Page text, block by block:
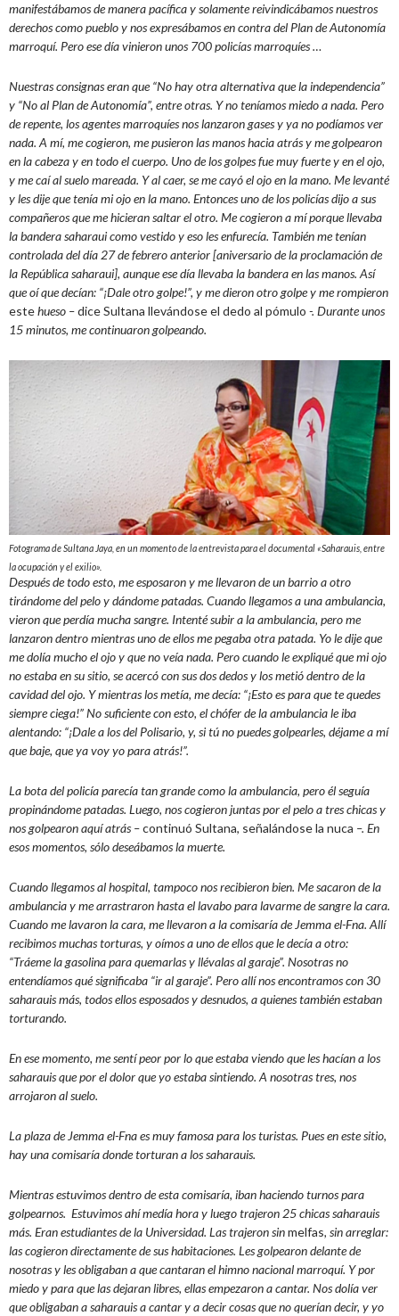
manifestábamos de manera pacífica y solamente reivindicábamos nuestros
derechos como pueblo y nos expresábamos en contra del Plan de Autonomía
marroquí. Pero ese día vinieron unos 700 policías marroquíes …
Nuestras consignas eran que “No hay otra alternativa que la independencia”
y “No al Plan de Autonomía”, entre otras. Y no teníamos miedo a nada. Pero
de repente, los agentes marroquíes nos lanzaron gases y ya no podíamos ver
nada. A mí, me cogieron, me pusieron las manos hacia atrás y me golpearon
en la cabeza y en todo el cuerpo. Uno de los golpes fue muy fuerte y en el ojo,
y me caí al suelo mareada. Y al caer, se me cayó el ojo en la mano. Me levanté
y les dije que tenía mi ojo en la mano. Entonces uno de los policías dijo a sus
compañeros que me hicieran saltar el otro. Me cogieron a mí porque llevaba
la bandera saharaui como vestido y eso les enfurecía. También me tenían
controlada del día 27 de febrero anterior [aniversario de la proclamación de
la República saharaui], aunque ese día llevaba la bandera en las manos. Así
que oí que decían: “¡Dale otro golpe!”, y me dieron otro golpe y me rompieron
estehueso –dice Sultana llevándose el dedo al pómulo -. Durante unos
15 minutos, me continuaron golpeando.
Fotograma de Sultana Jaya, en un momento de la entrevista para el documental «Saharauis, entre
la ocupación y el exilio».
Después de todo esto, me esposaron y me llevaron de un barrio a otro
tirándome del pelo y dándome patadas. Cuando llegamos a una ambulancia,
vieron que perdía mucha sangre. Intenté subir a la ambulancia, pero me
lanzaron dentro mientras uno de ellos me pegaba otra patada. Yo le dije que
me dolía mucho el ojo y que no veía nada. Pero cuando le expliqué que mi ojo
no estaba en su sitio, se acercó con sus dos dedos y los metió dentro de la
cavidad del ojo. Y mientras los metía, me decía: “¡Esto es para que te quedes
siempre ciega!” No suficiente con esto, el chófer de la ambulancia le iba
alentando: “¡Dale a los del Polisario, y, si tú no puedes golpearles, déjame a mí
que baje, que ya voy yo para atrás!”.
La bota del policía parecía tan grande como la ambulancia, pero él seguía
propinándome patadas. Luego, nos cogieron juntas por el pelo a tres chicas y
nos golpearon aquí atrás –continuó Sultana, señalándose la nuca –. En
esos momentos, sólo deseábamos la muerte.
Cuando llegamos al hospital, tampoco nos recibieron bien. Me sacaron de la
ambulancia y me arrastraron hasta el lavabo para lavarme de sangre la cara.
Cuando me lavaron la cara, me llevaron a la comisaría de Jemma el-Fna. Allí
recibimos muchas torturas, y oímos a uno de ellos que le decía a otro:
“Tráeme la gasolina para quemarlas y llévalas al garaje”. Nosotras no
entendíamos qué significaba “ir al garaje”. Pero allí nos encontramos con 30
saharauis más, todos ellos esposados y desnudos, a quienes también estaban
torturando.
En ese momento, me sentí peor por lo que estaba viendo que les hacían a los
saharauis que por el dolor que yo estaba sintiendo. A nosotras tres, nos
arrojaron al suelo.
La plaza de Jemma el-Fna es muy famosa para los turistas. Pues en este sitio,
hay una comisaría donde torturan a los saharauis.
Mientras estuvimos dentro de esta comisaría, iban haciendo turnos para
golpearnos. Estuvimos ahí medía hora y luego trajeron 25 chicas saharauis
más. Eran estudiantes de la Universidad. Las trajeron sinmelfas, sin arreglar:
las cogieron directamente de sus habitaciones. Les golpearon delante de
nosotras y les obligaban a que cantaran el himno nacional marroquí. Y por
miedo y para que las dejaran libres, ellas empezaron a cantar. Nos dolía ver
que obligaban a saharauis a cantar y a decir cosas que no querían decir, y yo